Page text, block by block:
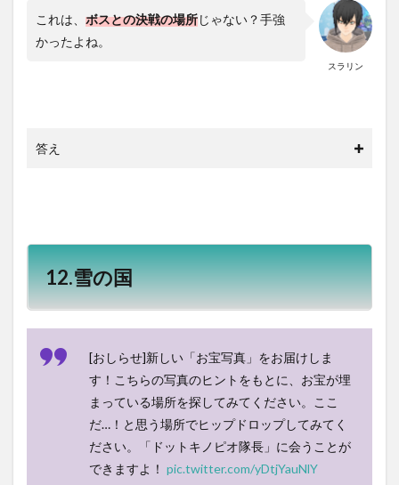
スラリン
これは、 ボスとの決戦の場所じゃない？手強
かったよね。
答え
12.雪の国
[おしらせ]新しい「お宝写真」をお届けしま
す！こちらの写真のヒントをもとに、お宝が埋
まっている場所を探してみてください。ここ
だ…！と思う場所でヒップドロップしてみてく
ださい。「ドットキノピオ隊長」に会うことが
できますよ！ pic.twitter.com/yDtjYauNlY